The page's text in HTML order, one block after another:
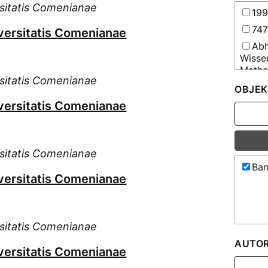
Comenianae
Comenianae
Comenianae
Comenianae
Comenianae
Comenianae
Comenianae
Comenianae